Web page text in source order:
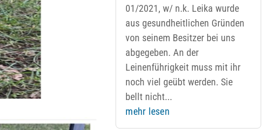
01/2021, w/ n.k. Leika wurde
aus gesundheitlichen Gründen
von seinem Besitzer bei uns
abgegeben. An der
Leinenführigkeit muss mit ihr
noch viel geübt werden. Sie
bellt nicht...
mehr lesen